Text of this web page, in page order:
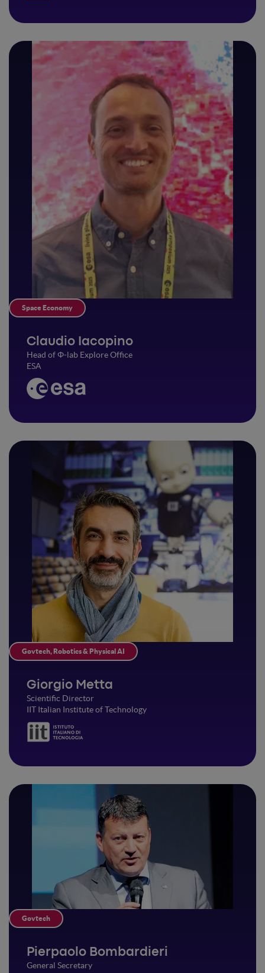
Space Economy
Claudio Iacopino
Head of Φ-lab Explore Office
ESA
Govtech, Robotics & Physical AI
Giorgio Metta
Scientific Director
IIT Italian Institute of Technology
Govtech
Pierpaolo Bombardieri
General Secretary